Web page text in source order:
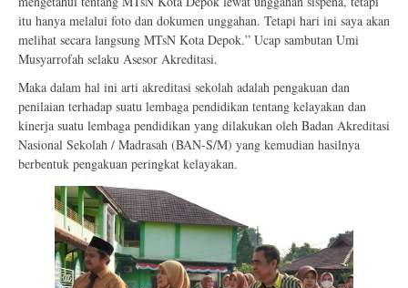
itu hanya melalui foto dan dokumen unggahan. Tetapi hari ini saya akan
melihat secara langsung MTsN Kota Depok.” Ucap sambutan Umi
Musyarrofah selaku Asesor Akreditasi.
Maka dalam hal ini arti akreditasi sekolah adalah pengakuan dan
penilaian terhadap suatu lembaga pendidikan tentang kelayakan dan
kinerja suatu lembaga pendidikan yang dilakukan oleh Badan Akreditasi
Nasional Sekolah / Madrasah (BAN-S/M) yang kemudian hasilnya
berbentuk pengakuan peringkat kelayakan.